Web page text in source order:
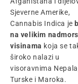
Sjeverne Amerike,
Cannabis Indica je
na velikim
visinama koja se
široko nalazi u
visoravnima
Turske i Maroka.